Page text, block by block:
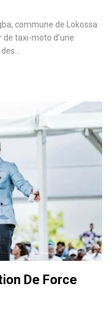
commune de Lokossa
taxi-moto d’une
De Force